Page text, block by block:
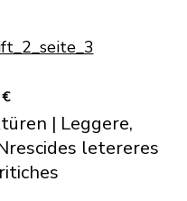
| Leggere,
letereres